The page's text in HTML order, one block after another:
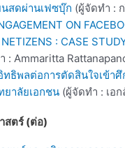
สดผ่านเฟซบุ๊ก (ผู้จัดทำ :
ON
: CASE
: Ammaritta
ทธิพลต่อการตัดสินใจเข้า
าลัยเอกชน (ผู้จัดทำ : เอ
สตร์ (ต่อ)